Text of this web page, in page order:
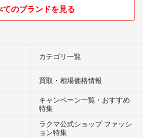
てのブランドを見る
カテゴリ一覧
買取・相場価格情報
キャンペーン一覧・おすすめ
特集
ラクマ公式ショップ ファッシ
ョン特集